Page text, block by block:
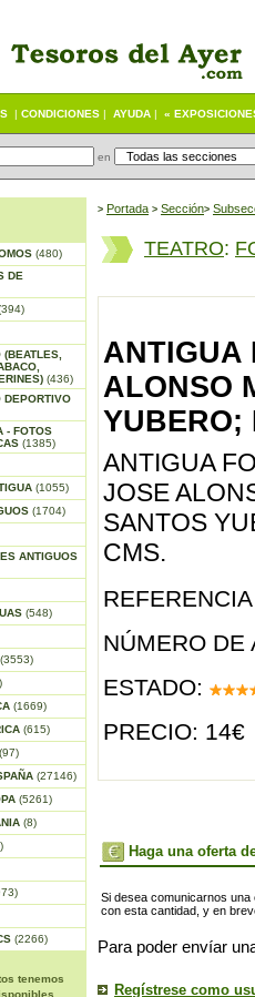
| CONDICIONES | AYUDA | «
en
(480)
DE
(436)
DEPORTIVO
- FOTOS
(1385)
(1055)
(1704)
ANTIGUOS
(548)
(3553)
(1669)
(615)
(97)
(27146)
(5261)
(8)
(2266)
tenemos
> Portada > Sección>
TEATRO:
ANTIGUA
ALONSO
YUBERO;
ANTIGUA
JOSE
SANTOS
CMS.
NÚMERO DE
ESTADO:
PRECIO: 14€
Haga una oferta
Si desea comunicarnos
con esta cantidad, y en
Para poder envíar
Regístrese como